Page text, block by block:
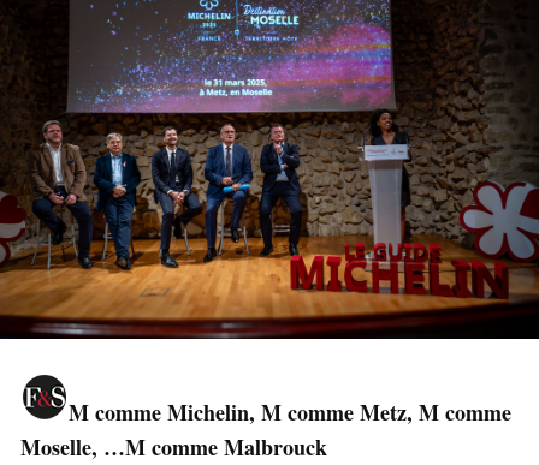
M comme Michelin, M comme Metz, M comme
Moselle, …M comme Malbrouck